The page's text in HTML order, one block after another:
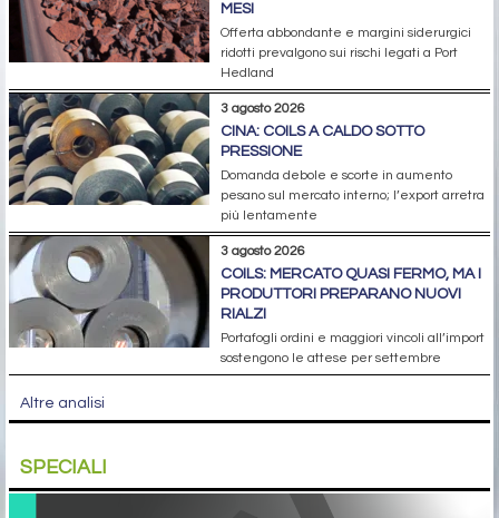
MESI
Offerta abbondante e margini siderurgici
ridotti prevalgono sui rischi legati a Port
Hedland
3 agosto 2026
CINA: COILS A CALDO SOTTO
PRESSIONE
Domanda debole e scorte in aumento
pesano sul mercato interno; l’export arretra
più lentamente
3 agosto 2026
COILS: MERCATO QUASI FERMO, MA I
PRODUTTORI PREPARANO NUOVI
RIALZI
Portafogli ordini e maggiori vincoli all’import
sostengono le attese per settembre
Altre analisi
SPECIALI